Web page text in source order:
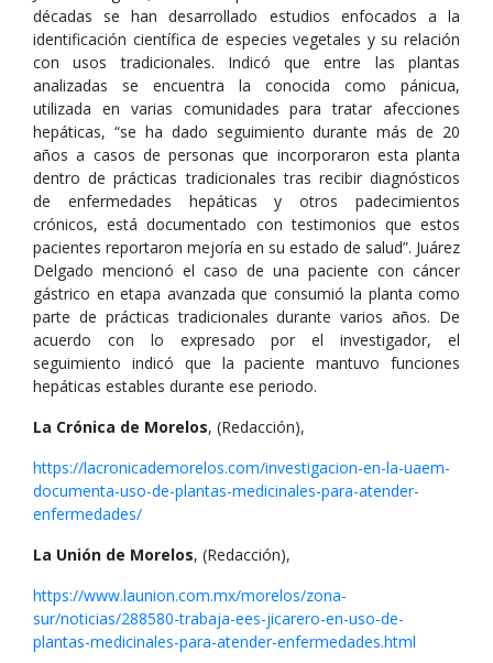
décadas se han desarrollado estudios enfocados a la
identificación científica de especies vegetales y su relación
con usos tradicionales. Indicó que entre las plantas
analizadas se encuentra la conocida como pánicua,
utilizada en varias comunidades para tratar afecciones
hepáticas, “se ha dado seguimiento durante más de 20
años a casos de personas que incorporaron esta planta
dentro de prácticas tradicionales tras recibir diagnósticos
de enfermedades hepáticas y otros padecimientos
crónicos, está documentado con testimonios que estos
pacientes reportaron mejoría en su estado de salud”. Juárez
Delgado mencionó el caso de una paciente con cáncer
gástrico en etapa avanzada que consumió la planta como
parte de prácticas tradicionales durante varios años. De
acuerdo con lo expresado por el investigador, el
seguimiento indicó que la paciente mantuvo funciones
hepáticas estables durante ese periodo.
La Crónica de Morelos, (Redacción),
https://lacronicademorelos.com/investigacion-en-la-uaem-
documenta-uso-de-plantas-medicinales-para-atender-
enfermedades/
La Unión de Morelos, (Redacción),
https://www.launion.com.mx/morelos/zona-
sur/noticias/288580-trabaja-ees-jicarero-en-uso-de-
plantas-medicinales-para-atender-enfermedades.html